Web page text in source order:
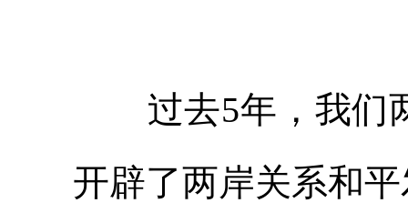
过去5年，我们两
开辟了两岸关系和